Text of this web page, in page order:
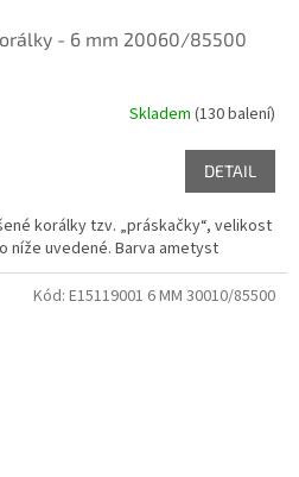
- 6 mm 20060/85500
Skladem (130 balení)
DETAIL
korálky tzv. „práskačky“, velikost
níže uvedené. Barva ametyst
Kód: E15119001 6 MM 30010/85500